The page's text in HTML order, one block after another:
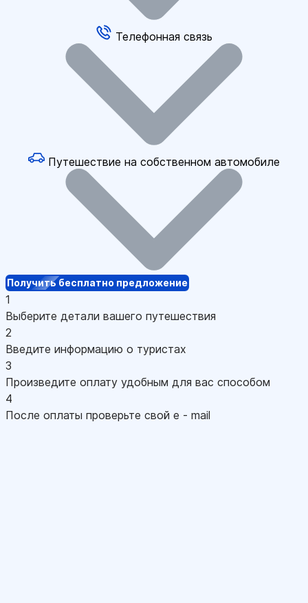
Телефонная связь
Путешествие на собственном автомобиле
Получить бесплатно предложение
1
Выберите детали вашего путешествия
2
Введите информацию о туристах
3
Произведите оплату удобным для вас способом
4
После оплаты проверьте свой e - mail